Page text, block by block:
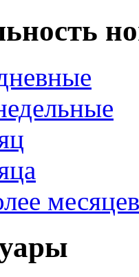
месяцев